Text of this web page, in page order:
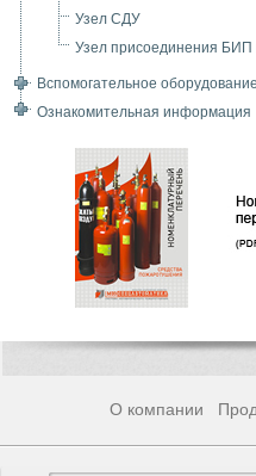
Узел СДУ
Узел присоединения БИП
Вспомогательное оборудование
Ознакомительная информация
О компании